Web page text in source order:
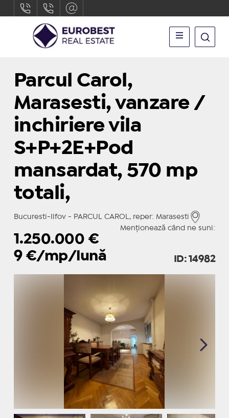
Parcul Carol,
Marasesti, vanzare /
inchiriere vila
S+P+2E+Pod
mansardat, 570 mp
totali,
Bucuresti-Ilfov - PARCUL CAROL, reper: Marasesti
Menționează când ne suni:
1.250.000 €
9 €/mp/lună ID: 14982